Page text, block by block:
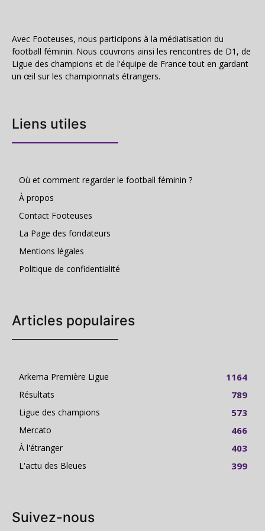
Avec Footeuses, nous participons à la médiatisation du
football féminin. Nous couvrons ainsi les rencontres de D1, de
Ligue des champions et de l'équipe de France tout en gardant
un œil sur les championnats étrangers.
Liens utiles
Où et comment regarder le football féminin ?
À propos
Contact Footeuses
La Page des fondateurs
Mentions légales
Politique de confidentialité
Articles populaires
Arkema Première Ligue 1164
Résultats 789
Ligue des champions 573
Mercato 466
À l'étranger 403
L'actu des Bleues 399
Suivez-nous